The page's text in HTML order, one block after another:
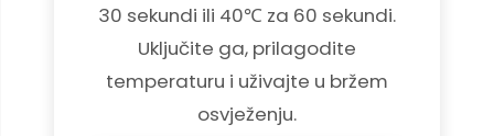
30 sekundi ili 40℃ za 60 sekundi.
Uključite ga, prilagodite
temperaturu i uživajte u bržem
osvježenju.